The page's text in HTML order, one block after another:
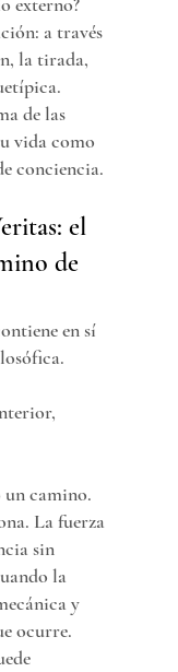
a través
la tirada,
de las
vida como
conciencia.
el
de
en sí
un camino.
La fuerza
sin
la
y
ocurre.